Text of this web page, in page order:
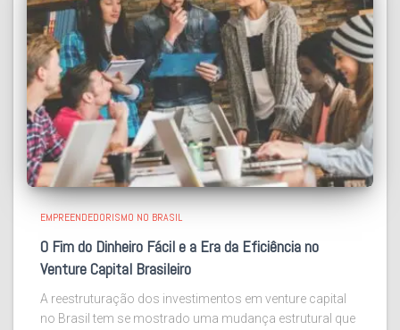
EMPREENDEDORISMO NO BRASIL
O Fim do Dinheiro Fácil e a Era da Eficiência no
Venture Capital Brasileiro
A reestruturação dos investimentos em venture capital
no Brasil tem se mostrado uma mudança estrutural que